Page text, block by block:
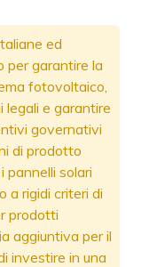
ed
per garantire la
fotovoltaico,
legali e garantire
governativi
di prodotto
pannelli solari
a rigidi criteri di
prodotti
aggiuntiva per il
investire in una